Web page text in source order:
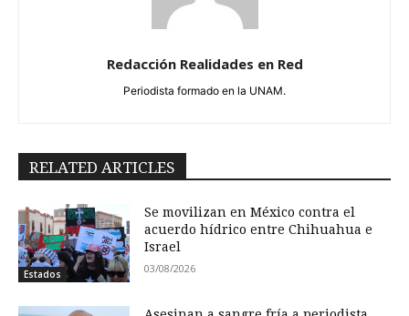
Redacción Realidades en Red
Periodista formado en la UNAM.
RELATED ARTICLES
Estados
Se movilizan en México contra el
acuerdo hídrico entre Chihuahua e
Israel
03/08/2026